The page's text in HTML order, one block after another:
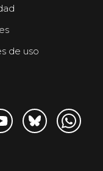
de uso